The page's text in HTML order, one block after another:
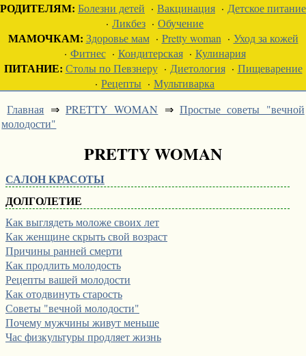
РОДИТЕЛЯМ: Болезни детей · Вакцинация · Детское питание
· Ликбез · Обучение
МАМОЧКАМ: Здоровье мам· Pretty woman · Уход за кожей
· Фитнес· Кондитерская· Кулинария
ПИТАНИЕ: Столы по Певзнеру· Диетология· Пищеварение
· Рецепты · Мультиварка
Главная ⇒PRETTY WOMAN ⇒ Простые советы "вечной
молодости"
PRETTY WOMAN
САЛОН КРАСОТЫ
ДОЛГОЛЕТИЕ
Как выглядеть моложе своих лет
Как женщине скрыть свой возраст
Причины ранней смерти
Как продлить молодость
Рецепты вашей молодости
Как отодвинуть старость
Советы "вечной молодости"
Почему мужчины живут меньше
Час физкультуры продляет жизнь